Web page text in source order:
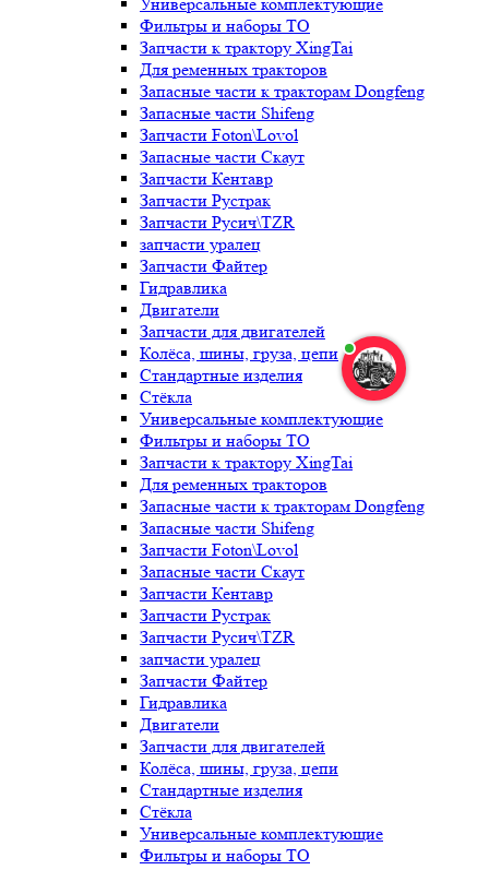
Фильтры и наборы ТО
Запчасти к трактору XingTai
Для ременных тракторов
Запасные части к тракторам Dongfeng
Запасные части Shifeng
Запчасти Foton\Lovol
Запасные части Скаут
Запчасти Кентавр
Запчасти Рустрак
Запчасти Русич\TZR
запчасти уралец
Запчасти Файтер
Гидравлика
Двигатели
Запчасти для двигателей
Колёса, шины, груза, цепи
Стандартные изделия
Стёкла
Универсальные комплектующие
Фильтры и наборы ТО
Запчасти к трактору XingTai
Для ременных тракторов
Запасные части к тракторам Dongfeng
Запасные части Shifeng
Запчасти Foton\Lovol
Запасные части Скаут
Запчасти Кентавр
Запчасти Рустрак
Запчасти Русич\TZR
запчасти уралец
Запчасти Файтер
Гидравлика
Двигатели
Запчасти для двигателей
Колёса, шины, груза, цепи
Стандартные изделия
Стёкла
Универсальные комплектующие
Фильтры и наборы ТО